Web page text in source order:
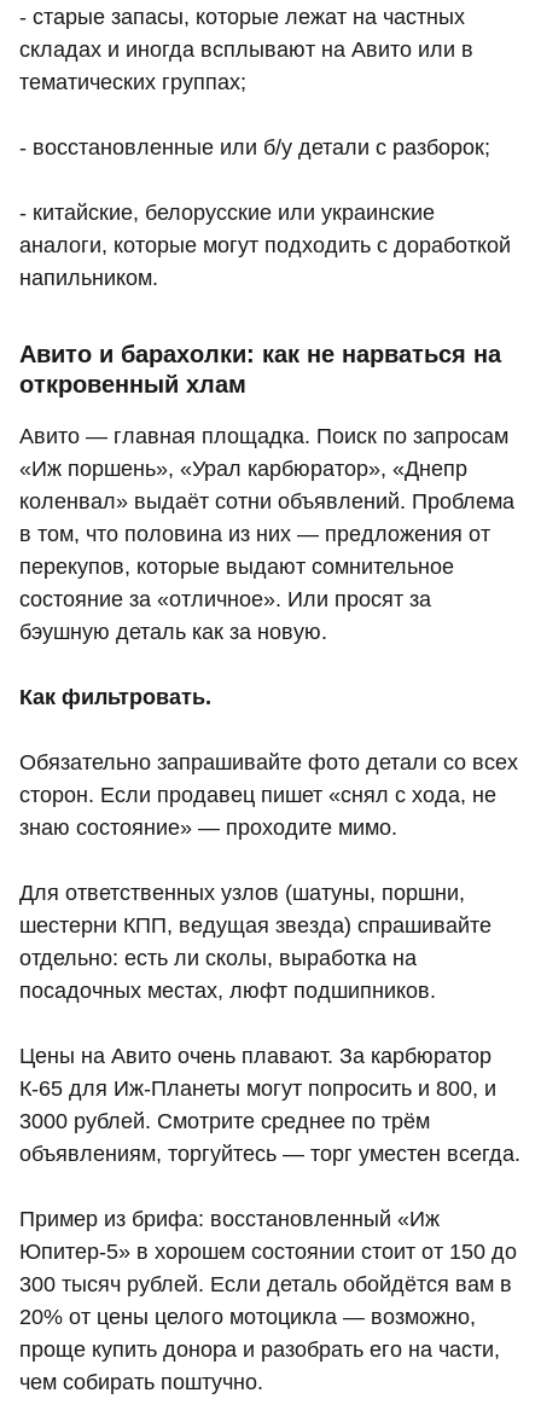
- старые запасы, которые лежат на частных
складах и иногда всплывают на Авито или в
тематических группах;
- восстановленные или б/у детали с разборок;
- китайские, белорусские или украинские
аналоги, которые могут подходить с доработкой
напильником.
Авито и барахолки: как не нарваться на
откровенный хлам
Авито — главная площадка. Поиск по запросам
«Иж поршень», «Урал карбюратор», «Днепр
коленвал» выдаёт сотни объявлений. Проблема
в том, что половина из них — предложения от
перекупов, которые выдают сомнительное
состояние за «отличное». Или просят за
бэушную деталь как за новую.
Как фильтровать.
Обязательно запрашивайте фото детали со всех
сторон. Если продавец пишет «снял с хода, не
знаю состояние» — проходите мимо.
Для ответственных узлов (шатуны, поршни,
шестерни КПП, ведущая звезда) спрашивайте
отдельно: есть ли сколы, выработка на
посадочных местах, люфт подшипников.
Цены на Авито очень плавают. За карбюратор
К‑65 для Иж‑Планеты могут попросить и 800, и
3000 рублей. Смотрите среднее по трём
объявлениям, торгуйтесь — торг уместен всегда.
Пример из брифа: восстановленный «Иж
Юпитер‑5» в хорошем состоянии стоит от 150 до
300 тысяч рублей. Если деталь обойдётся вам в
20% от цены целого мотоцикла — возможно,
проще купить донора и разобрать его на части,
чем собирать поштучно.